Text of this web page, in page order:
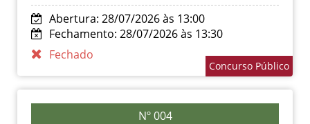
Abertura: 28/07/2026 às 13:00
Fechamento: 28/07/2026 às 13:30
Fechado
Concurso Público
Nº 004